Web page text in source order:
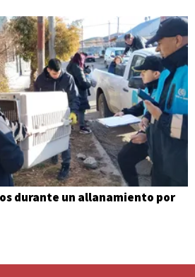
durante un allanamiento por